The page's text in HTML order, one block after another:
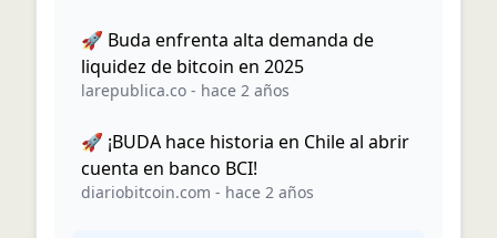
🚀 Buda enfrenta alta demanda de
liquidez de bitcoin en 2025
larepublica.co - hace 2 años
🚀 ¡BUDA hace historia en Chile al abrir
cuenta en banco BCI!
diariobitcoin.com - hace 2 años